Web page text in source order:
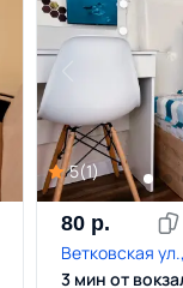
5(1)
80 р.
Ветковская
3 мин от